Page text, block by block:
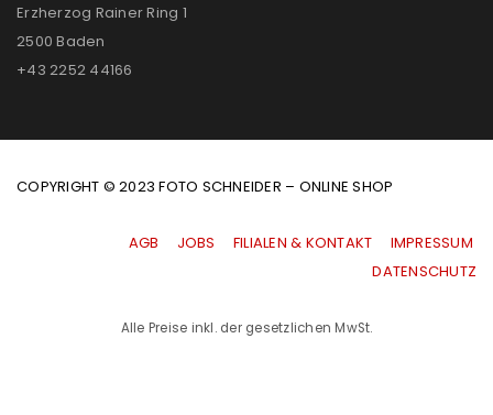
Erzherzog Rainer Ring 1
2500 Baden
+43 2252 44166
COPYRIGHT © 2023 FOTO SCHNEIDER – ONLINE SHOP
AGB JOBS FILIALEN & KONTAKT
IMPRESSUM
|DATENSCHUTZ
Alle Preise inkl. der gesetzlichen MwSt.